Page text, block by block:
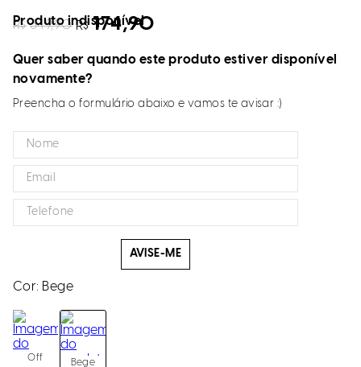
R$ 349,90 R$ 174,90
Produto indisponível
Quer saber quando este produto estiver disponível
novamente?
Preencha o formulário abaixo e vamos te avisar :)
AVISE-ME
Cor: Bege
Off
Bege